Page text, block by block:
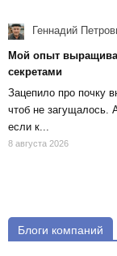
Геннадий
Мой опыт
секретами
Зацепило про почку
чтоб не загущалось.
если к...
8 августа 2026
Блоги компаний